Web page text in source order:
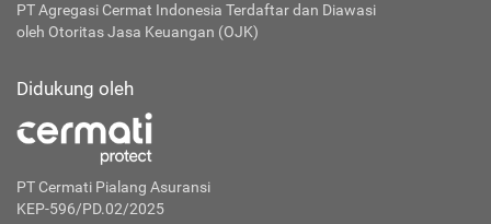
PT Agregasi Cermat Indonesia Terdaftar dan Diawasi
oleh Otoritas Jasa Keuangan (OJK)
Didukung oleh
PT Cermati Pialang Asuransi
KEP-596/PD.02/2025